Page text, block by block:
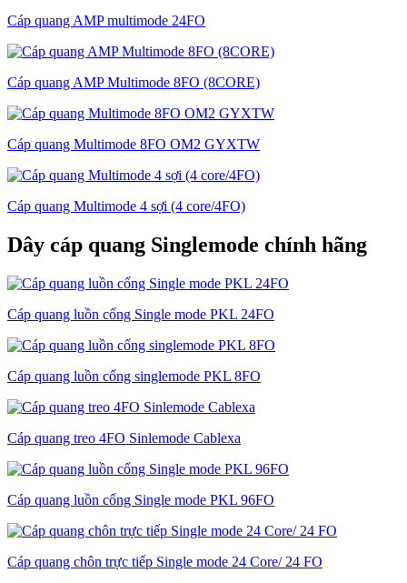
Cáp quang AMP multimode 24FO
Cáp quang AMP Multimode 8FO (8CORE)
Cáp quang Multimode 8FO OM2 GYXTW
Cáp quang Multimode 4 sợi (4 core/4FO)
Dây cáp quang Singlemode chính hãng
Cáp quang luồn cống Single mode PKL 24FO
Cáp quang luồn cống singlemode PKL 8FO
Cáp quang treo 4FO Sinlemode Cablexa
Cáp quang luồn cống Single mode PKL 96FO
Cáp quang chôn trực tiếp Single mode 24 Core/ 24 FO